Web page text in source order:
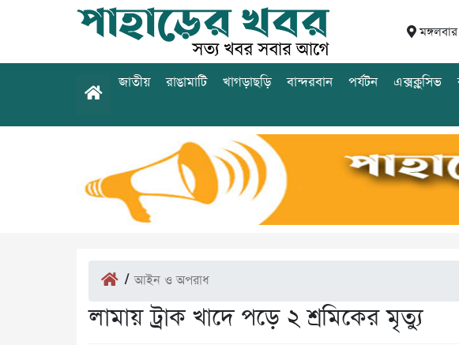
জাতীয় রাঙামাটি খাগড়াছড়ি বান্দরবান পর্যটন এক্সক্লুসিভ
/আইন ও অপরাধ
লামায় ট্রাক খাদে পড়ে ২ শ্রমিকের মৃত্যু